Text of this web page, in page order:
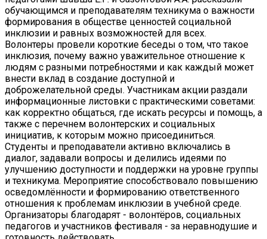
обучающимся и преподавателям техникума о важности
формирования в обществе ценностей социальной
инклюзии и равных возможностей для всех.
Волонтеры провели короткие беседы о том, что такое
инклюзия, почему важно уважительное отношение к
людям с разными потребностями и как каждый может
внести вклад в создание доступной и
доброжелательной среды. Участникам акции раздали
информационные листовки с практическими советами:
как корректно общаться, где искать ресурсы и помощь, а
также с перечнем волонтерских и социальных
инициатив, к которым можно присоединиться.
Студенты и преподаватели активно включались в
диалог, задавали вопросы и делились идеями по
улучшению доступности и поддержки на уровне группы
и техникума. Мероприятие способствовало повышению
осведомлённости и формированию ответственного
отношения к проблемам инклюзии в учебной среде.
Организаторы благодарят - волонтёров, социальных
педагогов и участников фестиваля - за неравнодушие и